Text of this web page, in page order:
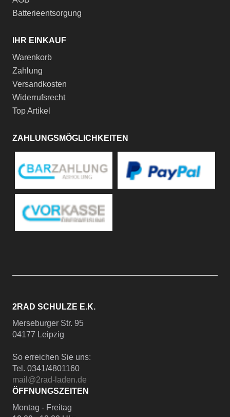
Batterieentsorgung
IHR EINKAUF
Warenkorb
Zahlung
Versandkosten
Widerrufsrecht
Top Artikel
ZAHLUNGSMÖGLICHKEITEN
2RAD SCHULZE E.K.
Merseburger Str. 95
04177 Leipzig
So erreichen Sie uns:
Tel. 0341/4801160
mail@2rad-laden.de
ÖFFNUNGSZEITEN
Montag - Freitag